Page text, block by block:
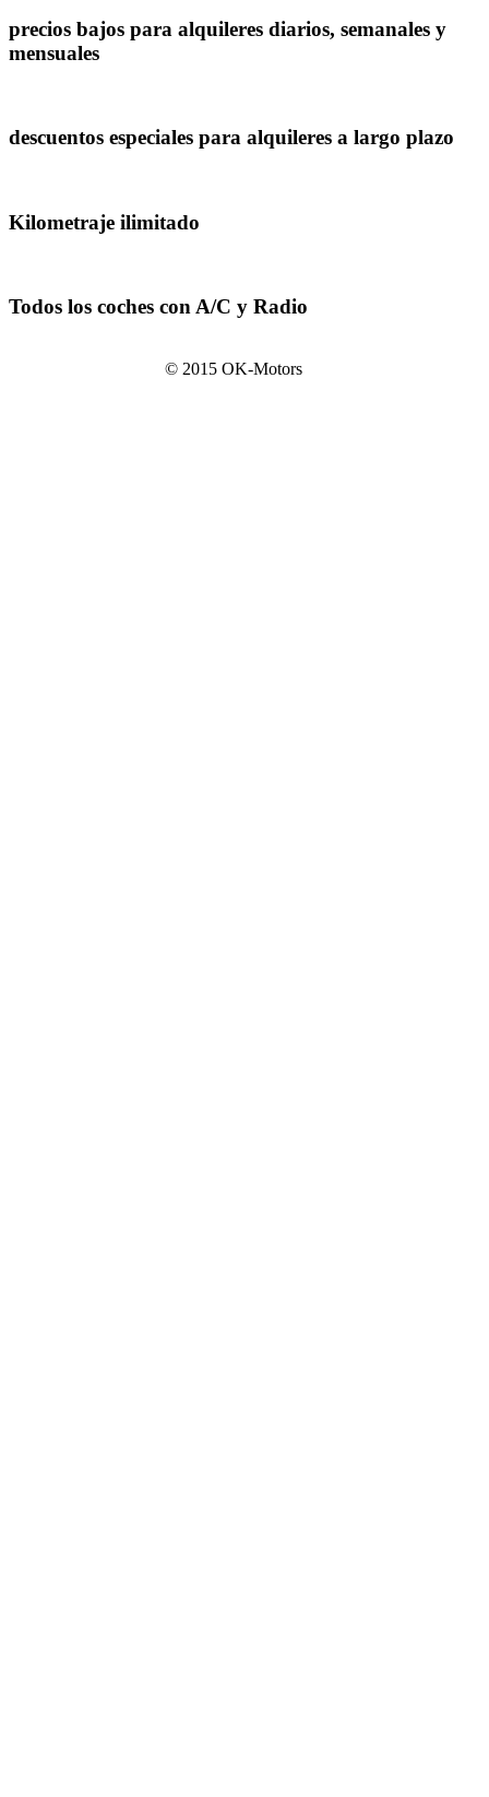
precios bajos para alquileres diarios, semanales y
mensuales
descuentos especiales para alquileres a largo plazo
Kilometraje ilimitado
Todos los coches con A/C y Radio
© 2015 OK-Motors